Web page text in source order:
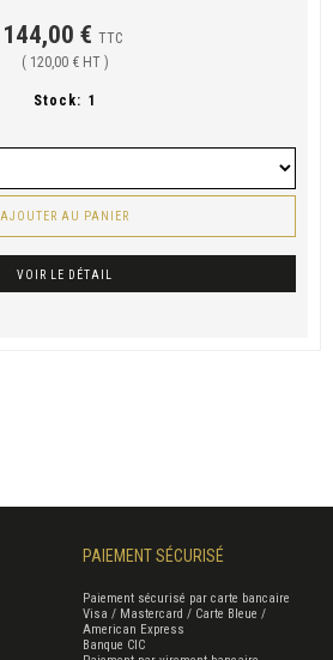
144,00 € TTC
( 120,00 € HT )
Stock: 1
AJOUTER AU PANIER
VOIR LE DÉTAIL
PAIEMENT SÉCURISÉ
Paiement sécurisé par carte bancaire
Visa / Mastercard / Carte Bleue /
American Express
Banque CIC